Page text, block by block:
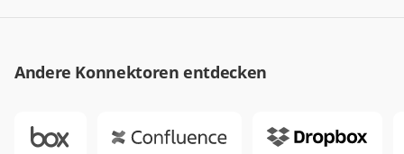
Andere Konnektoren entdecken